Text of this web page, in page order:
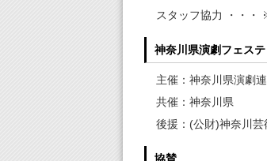
スタッフ協力 ・・・
神奈川県演劇フェス
主催：神奈川県演劇
共催：神奈川県
後援：(公財)神奈川